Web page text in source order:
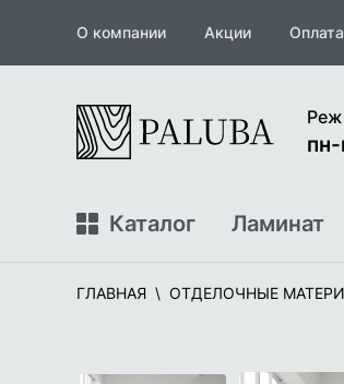
О компании Акции
На
главную
Каталог Ламинат
ГЛАВНАЯ ОТДЕЛОЧНЫЕ